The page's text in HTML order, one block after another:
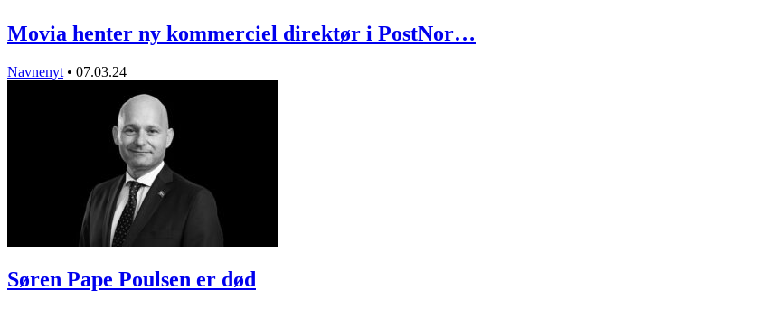
Movia henter ny kommerciel direktør i PostNor…
Navnenyt • 07.03.24
Søren Pape Poulsen er død